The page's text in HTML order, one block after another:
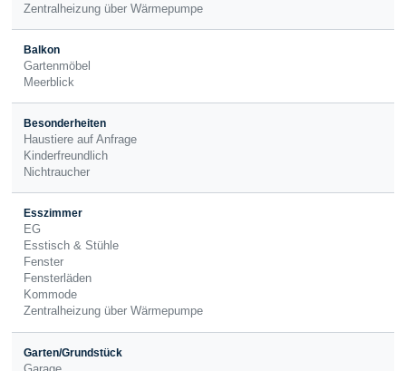
Zentralheizung über Wärmepumpe
Balkon
Gartenmöbel
Meerblick
Besonderheiten
Haustiere auf Anfrage
Kinderfreundlich
Nichtraucher
Esszimmer
EG
Esstisch & Stühle
Fenster
Fensterläden
Kommode
Zentralheizung über Wärmepumpe
Garten/Grundstück